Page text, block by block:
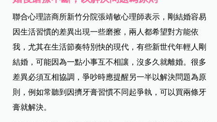
聯合心理諮商所新竹分院張靖敏心理師表示，剛結婚容易
因生活習慣的差異出現一些磨擦，兩人都希望對方能依
我，尤其在生活節奏特別快的現代，有些新世代年輕人剛
結婚，可能因為一點小事互不相讓，沒多久就離婚。很多
差異必須互相協調，爭吵時應提醒另一半以解決問題為原
則，例如常聽到因擠牙膏習慣不同起爭執，可以買兩條牙
膏就解決。